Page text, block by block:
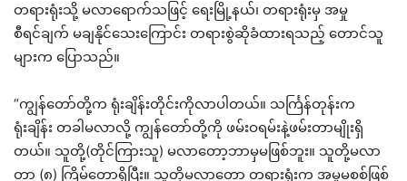
တရားရုံးသို့ မလာရောက်သဖြင့် ရေးမြို့နယ်၊ တရားရုံးမှ အမှု
စီရင်ချက် မချနိုင်သေးကြောင်း တရားစွဲဆိုခံထားရသည့် တောင်သူ
များက ပြောသည်။
“ကျွန်တော်တို့က ရုံးချိန်းတိုင်းကိုလာပါတယ်။ သင်္ကြန်တုန်းက
ရုံးချိန်း တခါမလာလို့ ကျွန်တော်တို့ကို ဖမ်းဝရမ်းနဲ့ဖမ်းတာမျိုးရှိ
တယ်။ သူတို့(တိုင်ကြားသူ) မလာတော့ဘာမှမဖြစ်ဘူး။ သူတို့မလာ
တာ (၈) ကြိမ်တော့ရှိပြီး။ သူတို့မလာတော့ တရားရုံးက အမှုမစစ်ဖြစ်